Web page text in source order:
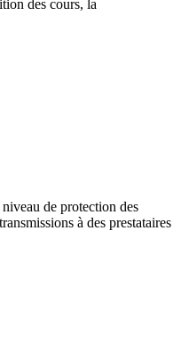
des cours, la
de protection des
à des prestataires